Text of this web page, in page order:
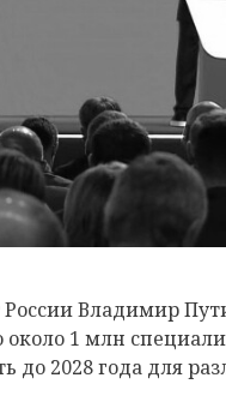
Владимир
около 1 млн
до 2028 года для